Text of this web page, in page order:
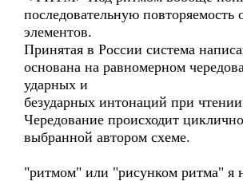
последовательную повторяемость
элементов.
Принятая в России система
основана на равномерном
ударных и
безударных интонаций при
Чередование происходит
выбранной автором схеме.
"ритмом" или "рисунком ритма" я